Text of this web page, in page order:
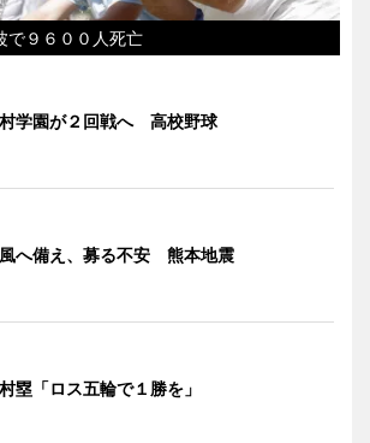
で９６００人死亡
学園が２回戦へ 高校野球
へ備え、募る不安 熊本地震
塁「ロス五輪で１勝を」